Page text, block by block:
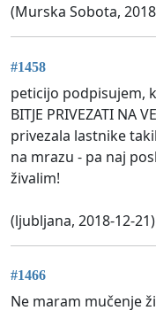
(Murska Sobota,
#1458
peticijo podpisujem,
BITJE PRIVEZATI NA
privezala lastnike
na mrazu - pa naj
živalim!
(ljubljana, 2018-12-21)
#1466
Ne maram mučenje